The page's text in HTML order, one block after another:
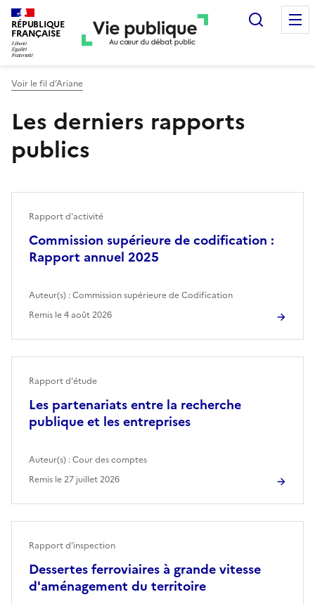
RÉPUBLIQUE
FRANÇAISE
Voir le fil d’Ariane
Les derniers rapports
publics
Commission supérieure de codification :
Rapport annuel 2025
Rapport d'activité
Auteur(s) :Commission supérieure de Codification
Remis le4 août 2026
Les partenariats entre la recherche
publique et les entreprises
Rapport d'étude
Auteur(s) :Cour des comptes
Remis le27 juillet 2026
Dessertes ferroviaires à grande vitesse
d'aménagement du territoire
Rapport d'inspection